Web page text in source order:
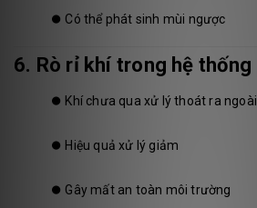
⏺️ Có thể phát sinh mùi ngược
6. Rò rỉ khí trong hệ thống
⏺️ Khí chưa qua xử lý thoát ra ngoài
⏺️ Hiệu quả xử lý giảm
⏺️ Gây mất an toàn môi trường